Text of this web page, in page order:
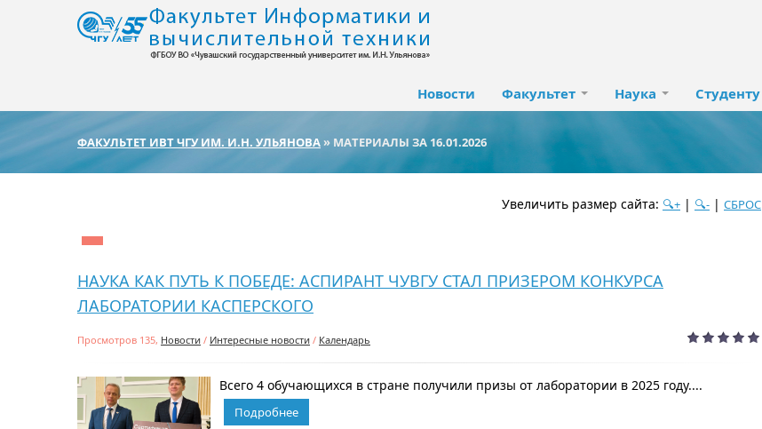
Новости Факультет Наука Студенту
ФАКУЛЬТЕТ ИВТ ЧГУ ИМ. И.Н. УЛЬЯНОВА» МАТЕРИАЛЫ ЗА 16.01.2026
Увеличить размер сайта: 🔍+ | 🔍- | СБРОС
популярности посещаемости
НАУКА КАК ПУТЬ К ПОБЕДЕ: АСПИРАНТ ЧУВГУ СТАЛ ПРИЗЕРОМ КОНКУРСА
ЛАБОРАТОРИИ КАСПЕРСКОГО
Просмотров 135, Новости / Интересные новости / Календарь
Всего 4 обучающихся в стране получили призы от лаборатории в 2025 году....
Подробнее